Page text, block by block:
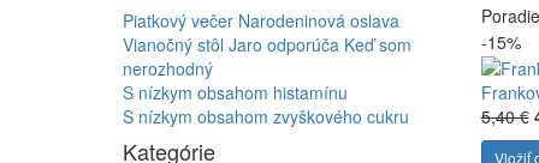
Piatkový večer Narodeninová oslava
Vianočný stôl Jaro odporúča Keď som
nerozhodný
S nízkym obsahom histamínu
S nízkym obsahom zvyškového cukru
Kategórie
-15%
5,40 €
Vložiť